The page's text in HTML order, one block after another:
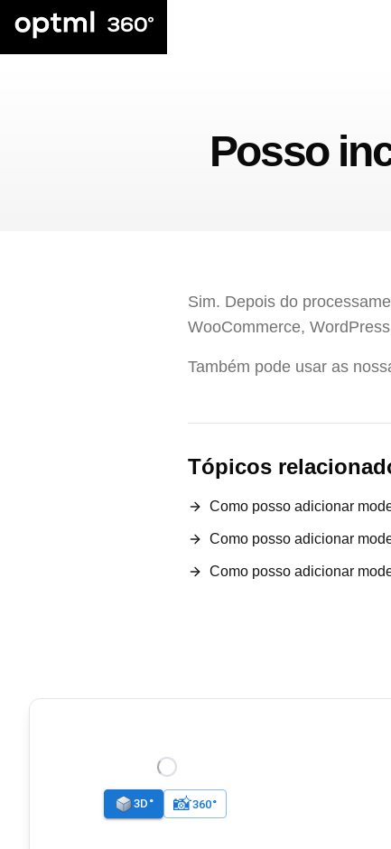
Posso
Sim. Depois do
WooCommerce,
Também pode usar as
Tópicos
Como posso adicionar
Como posso adicionar
Como posso adicionar